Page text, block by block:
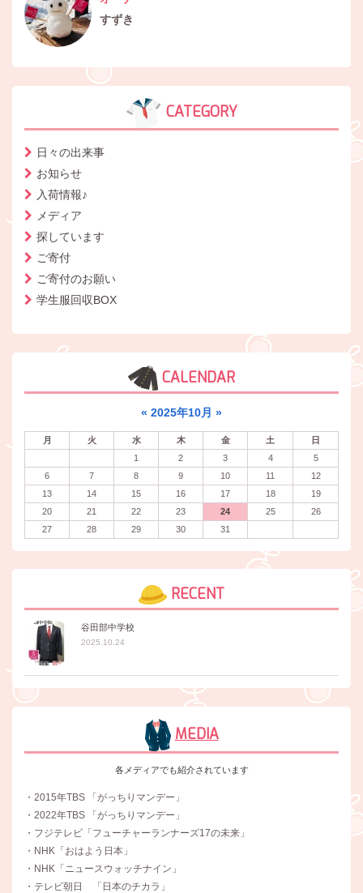
すずき
CATEGORY
日々の出来事
お知らせ
入荷情報♪
メディア
探しています
ご寄付
ご寄付のお願い
学生服回収BOX
CALENDAR
« 2025年10月 »
月 火 水 木 金 土
日
1
2 3 4
5
6
7 8 9 10 11
12
13
14 15 16 17 18
19
20
21 22 23 24 25
26
27
28 29 30 31
RECENT
谷田部中学校
2025.10.24
MEDIA
各メディアでも紹介されています
・2015年TBS 「がっちりマンデー」
・2022年TBS 「がっちりマンデー」
・フジテレビ「フューチャーランナーズ17の未来」
・NHK「おはよう日本」
・NHK「ニュースウォッチナイン」
・テレビ朝日 「日本のチカラ」